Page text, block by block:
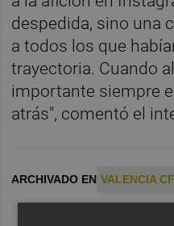
despedida, sino una
a todos los que
trayectoria. Cuando
importante siempre
atrás", comentó el
ARCHIVADO EN VALENCIA CF